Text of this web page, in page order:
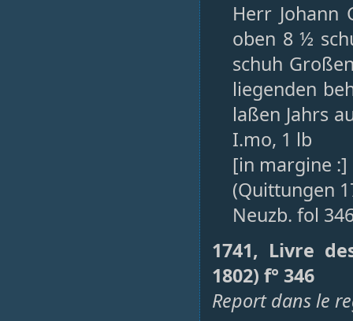
Herr Johann
oben 8 ½
schuh
liegenden
laßen Jahrs
I.mo, 1 lb
[in margine :]
(Quittungen
Neuzb. fol
1741, Livre
1802) f° 346
Report dans le